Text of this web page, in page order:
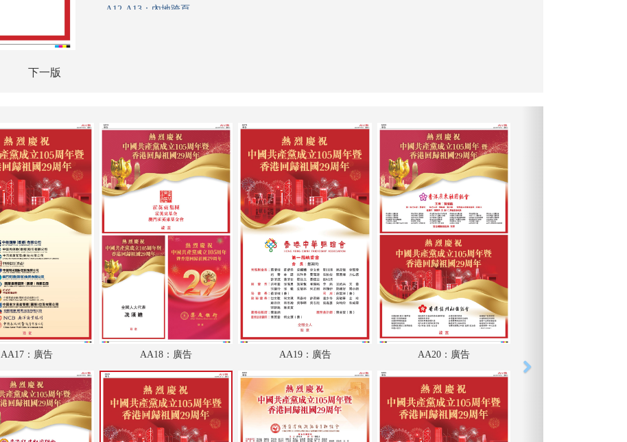
下一版
A12-A13：內地跨頁
A17：評論
A18：港聞
A19：廣告
A20：港聞
A21：廣告
A22：內地
A23：國際
A24：國際
AA2：廣告
AA3：廣告
AA17：廣告 AA18：廣告 AA19：廣告 AA20：廣告